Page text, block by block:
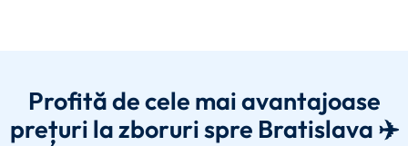
Profită de cele mai avantajoase
prețuri la zboruri spre Bratislava ✈️